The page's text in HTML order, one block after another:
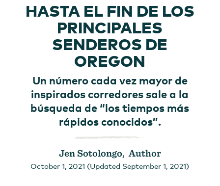
HASTA EL FIN DE LOS
PRINCIPALES
SENDEROS DE
OREGON
Un número cada vez mayor de
inspirados corredores sale a la
búsqueda de “los tiempos más
rápidos conocidos”.
Jen Sotolongo, Author
October 1, 2021 (Updated September 1, 2021)